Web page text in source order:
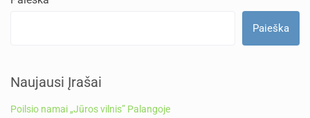
Paieška
Naujausi Įrašai
Poilsio namai „Jūros vilnis” Palangoje